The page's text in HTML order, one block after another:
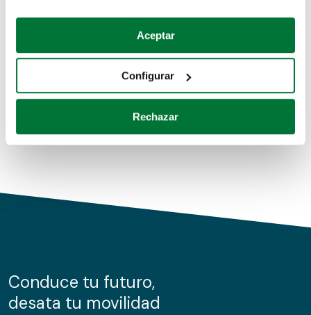
Si lo permite, también quisiéramos:
Recopilar información sobre su ubicación geográfica
Identificar su dispositivo analizándolo activamente
para buscar características específicas (huellas
Obtenga más información sobre cómo se procesan sus
de cookies.
información sobre el uso que haga del sitio web con
nuestros partners de redes sociales, publicidad y análisis
Aceptar
Configurar
Rechazar
Coches de segunda mano
Coches de km0
Conduce tu futuro,
desata tu movilidad